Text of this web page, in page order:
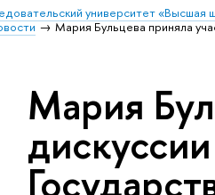
университет «Высшая
Мария Бульцева приняла
Мария